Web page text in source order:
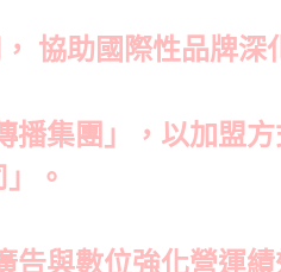
協助國際性品牌深
集團」，以加盟
。
與數位強化營運